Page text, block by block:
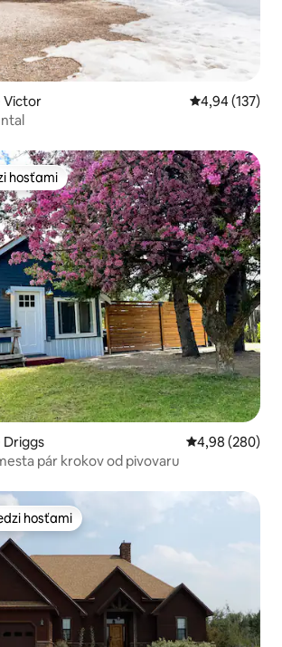
Victor Priemerné
4,94 (137)
hosťami
hosťami
Driggs Priemerné
4,98 (280)
pár krokov od pivovaru
medzi hosťami
hosťami